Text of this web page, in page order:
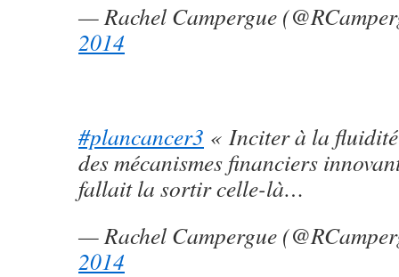
— Rachel Campergue
2014
#plancancer3 « Inciter à la
des mécanismes financiers
fallait la sortir celle-là…
— Rachel Campergue
2014